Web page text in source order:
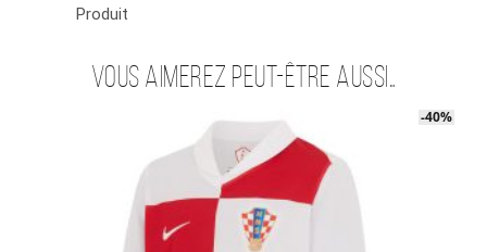
Produit
Vous aimerez peut-être aussi…
-40%
-40%